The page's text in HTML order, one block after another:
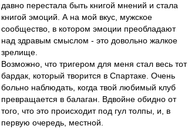
давно перестала быть книгой мнений и стала
книгой эмоций. А на мой вкус, мужское
сообщество, в котором эмоции преобладают
над здравым смыслом - это довольно жалкое
зрелище.
Возможно, что тригером для меня стал весь тот
бардак, который творится в Спартаке. Очень
больно наблюдать, когда твой любимый клуб
превращается в балаган. Вдвойне обидно от
того, что это происходит под гул толпы, и, в
первую очередь, местной.